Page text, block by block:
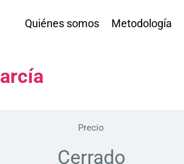
Quiénes somos Metodología
Precio
Cerrado